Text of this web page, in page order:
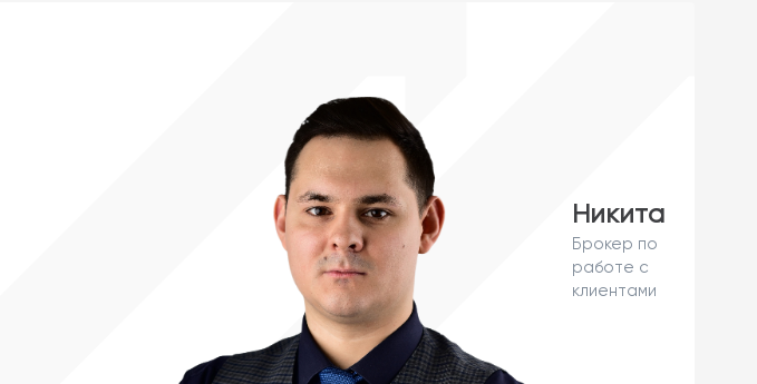
Никита
Брокер по
работе с
клиентами